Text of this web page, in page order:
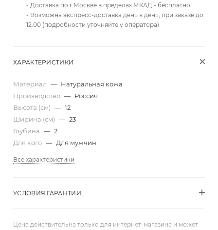
- Доставка по г.Москве в пределах МКАД - бесплатно
- Возможна экспресс-доставка день в день, при заказе до
12.00 (подробности уточняйте у оператора)
ХАРАКТЕРИСТИКИ
Материал — Натуральная кожа
Производство — Россия
Высота (см) — 12
Ширина (см) — 23
Глубина — 2
Для кого — Для мужчин
Все характеристики
УСЛОВИЯ ГАРАНТИИ
Цена действительна только для интернет-магазина и может